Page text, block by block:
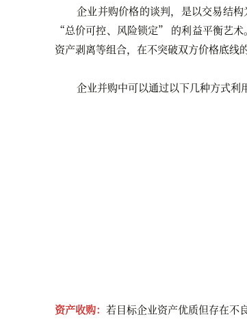
企业并购价格的谈判，是以交易结
“总价可控、风险锁定” 的利益平衡艺
资产剥离等组合，在不突破双方价格底线
企业并购中可以通过以下几种方式利
资产收购： 若目标企业资产优质但存在不